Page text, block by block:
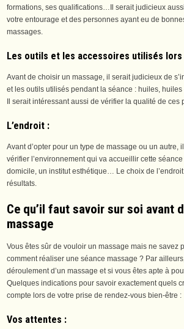
formations, ses qualifications…Il serait judicieux
votre entourage et des personnes ayant eu de
massages.
Les outils et les accessoires utilisés lors
Avant de choisir un massage, il serait judicieux de
et les outils utilisés pendant la séance : huiles,
Il serait intéressant aussi de vérifier la qualité de ces
L’endroit :
Avant d’opter pour un type de massage ou un autre,
vérifier l’environnement qui va accueillir cette
domicile, un institut esthétique… Le choix de
résultats.
Ce qu’il faut savoir sur soi avant
massage
Vous êtes sûr de vouloir un massage mais ne savez
comment réaliser une séance massage ? Par
déroulement d’un massage et si vous êtes apte à
Quelques indications pour savoir exactement quels
compte lors de votre prise de rendez-vous bien-être :
Vos attentes :